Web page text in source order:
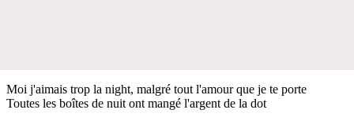
Moi j'aimais trop la night, malgré tout l'amour que je te porte
Toutes les boîtes de nuit ont mangé l'argent de la dot